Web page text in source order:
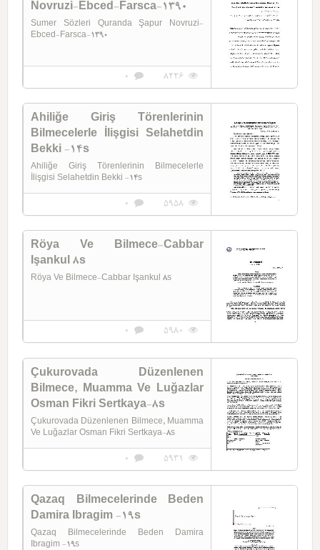
Novruzi-Ebced-Farsca-1390
Sumer Sözleri Quranda Şapur Novruzi-
Ebced-Farsca-1390
8226
0
Ahiliğe Giriş Törenlerinin
Bilmecelerle İlişgisi Selahetdin
Bekki -14s
Ahiliğe Giriş Törenlerinin Bilmecelerle
İlişgisi Selahetdin Bekki -14s
5958
0
Röya Ve Bilmece-Cabbar
Işankul 8s
Röya Ve Bilmece-Cabbar Işankul 8s
5980
0
Çukurovada Düzenlenen
Bilmece, Muamma Ve Luğazlar
Osman Fikri Sertkaya-8s
Çukurovada Düzenlenen Bilmece, Muamma
Ve Luğazlar Osman Fikri Sertkaya-8s
5931
0
Qazaq Bilmecelerinde Beden
Damira Ibragim -19s
Qazaq Bilmecelerinde Beden Damira
Ibragim -19s